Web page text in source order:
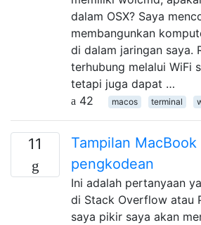
dalam OSX? Saya
membangunkan
di dalam jaringan saya.
terhubung melalui WiFi
tetapi juga dapat …
42
macos terminal
11
Tampilan
pengkodean
Ini adalah pertanyaan
di Stack Overflow atau
saya pikir saya akan